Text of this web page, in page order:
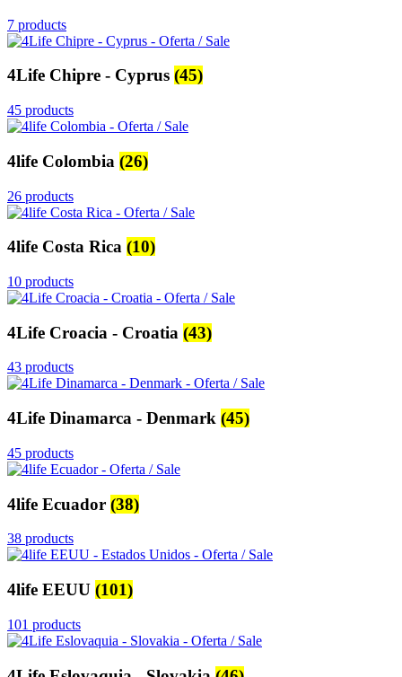
7 products
4Life Chipre - Cyprus (45)
45 products
4life Colombia (26)
26 products
4life Costa Rica (10)
10 products
4Life Croacia - Croatia (43)
43 products
4Life Dinamarca - Denmark (45)
45 products
4life Ecuador (38)
38 products
4life EEUU (101)
101 products